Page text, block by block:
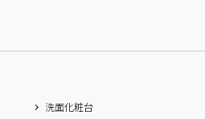
洗面化粧台